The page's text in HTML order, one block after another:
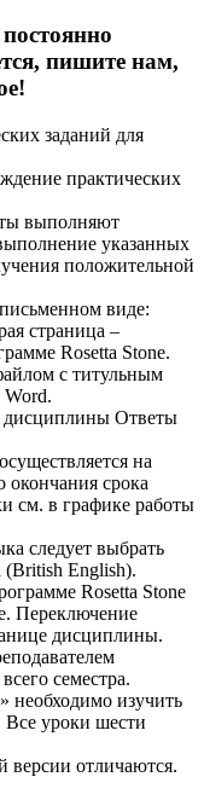
пишите нам,
заданий для
практических
выполняют
указанных
положительной
виде:
страница –
Rosetta Stone.
с титульным
Word.
дисциплины Ответы
на
окончания срока
см. в графике работы
следует выбрать
(British English).
Rosetta Stone
Переключение
дисциплины.
семестра.
необходимо изучить
Все уроки шести
отличаются.